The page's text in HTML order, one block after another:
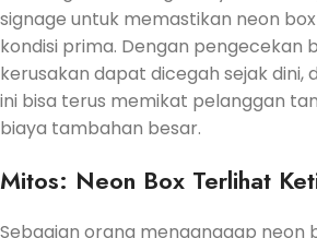
signage untuk memastikan neon
kondisi prima. Dengan pengecekan
kerusakan dapat dicegah sejak dini,
ini bisa terus memikat pelanggan
biaya tambahan besar.
Mitos: Neon Box Terlihat
Sebagian orang menganggap neon